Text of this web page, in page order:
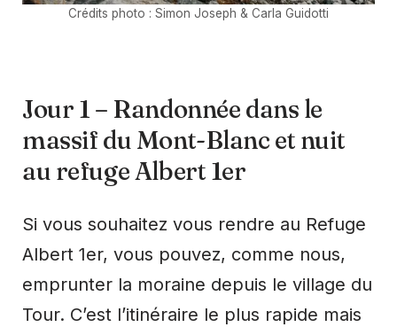
Crédits photo : Simon Joseph & Carla Guidotti
Jour 1 – Randonnée dans le
massif du Mont-Blanc et nuit
au refuge Albert 1er
Si vous souhaitez vous rendre au Refuge
Albert 1er, vous pouvez, comme nous,
emprunter la moraine depuis le village du
Tour. C’est l’itinéraire le plus rapide mais